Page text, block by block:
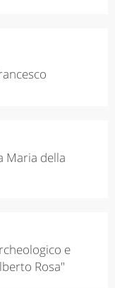
Maria della
e
Rosa"